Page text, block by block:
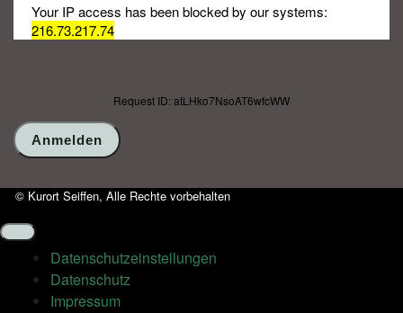
Your IP access has been blocked by our systems:
216.73.217.74
Request ID: atLHko7NsoAT6wfcWW
© Kurort Seiffen, Alle Rechte vorbehalten
Datenschutz­einstellungen
Datenschutz
Impressum